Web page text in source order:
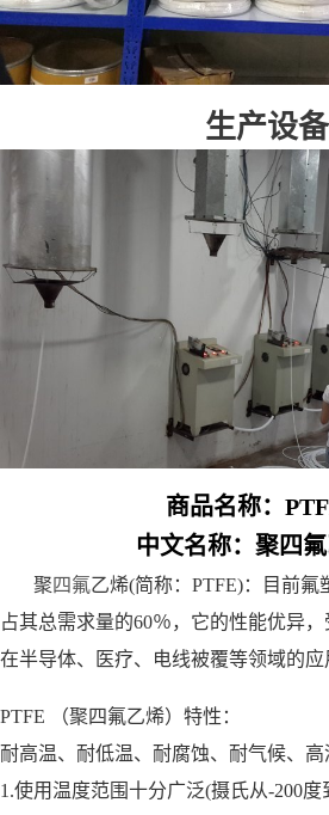
生产设备
商品名称：
中文名称： 聚四
聚四氟乙烯(简称：PTFE)：目前
占其总需求量的60％，它的性能优异
在半导体、医疗、电线被覆等领域的应
PTFE （聚四氟乙烯）特性：
耐高温、耐低温、耐腐蚀、耐气候、高
1.使用温度范围十分广泛(摄氏从-200度